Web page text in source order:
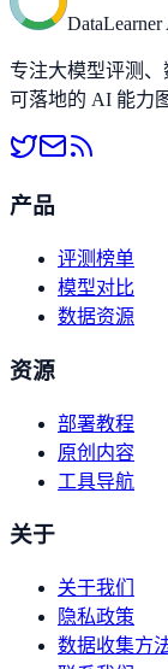
DataLearner
专注大模型评测
可落地的 AI 能力
产品
评测榜单
模型对比
数据资源
资源
部署教程
原创内容
工具导航
关于
关于我们
隐私政策
数据收集方